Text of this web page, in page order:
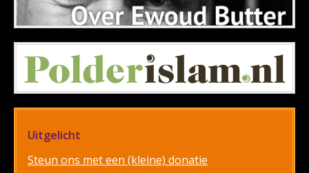
Uitgelicht
Steun ons met een (kleine) donatie